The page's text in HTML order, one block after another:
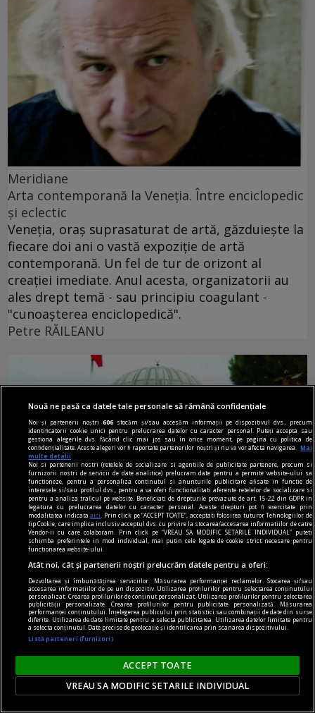
Meridiane
Arta contemporană la Veneţia. Între enciclopedic
şi eclectic
Veneţia, oraş suprasaturat de artă, găzduieşte la
fiecare doi ani o vastă expoziţie de artă
contemporană. Un fel de tur de orizont al
creaţiei imediate. Anul acesta, organizatorii au
ales drept temă - sau principiu coagulant -
"cunoaşterea enciclopedică".
Petre RĂILEANU
locuri de citit
Un colţ de lume
În Tire am mai descoperit o comoară: aşezată în
mijlocul unei grădini exotice, stăpînă a multor
veacuri, adăpost literar al multor erudiţi,
Biblioteca "Necip Paşa" este unul dintre cele mai
oraşului, cît şi ale Turciei.
Stela GIURGEANU
Nouă ne pasă ca datele tale personale să rămână confidențiale
Noi și partenerii noștri606 stocăm și/sau accesăm informații pe dispozitivul dvs., precum
identificatorii cookie unici pentru prelucrarea datelor cu caracter personal. Puteți accepta sau
gestiona alegerile dvs. făcând clic mai jos sau în orice moment, pe pagina cu politica de
confidențialitate. Aceste alegeri vor fi raportate partenerilor noștri și nu vă vor afecta navigarea.
Mai
multe detalii
Noi si partenerii nostri (retelele de socializare si agentiile de publicitate partenere, precum si
furnizorii nostri de servicii de date analitice) prelucram date pentru a permite website-ului sa
functioneze, pentru a personaliza continutul si anunturile publicitare afisate in functie de
interesele si/sau profilul dvs., pentru a va oferi functionalitati aferente retelelor de socializare si
pentru a analiza traficul pe website. Beneficiati de drepturile prevazute de art. 15-22 din GDPR in
legatura cu prelucrarea datelor cu caracter personal. Aceste drepturi pot fi exercitate prin
modalitatea indicataaici
. Prin click pe “ACCEPT TOATE”, acceptati folosirea tuturor Tehnologiilor de
tip Cookie, care implica inclusiv acceptul dvs. cu privire la stocarea/accesarea informatiilor de catre
Vendor-ii cu care colaboram. Prin click pe “VREAU SA MODIFIC SETARILE INDIVIDUAL” puteti
schimba preferintele in mod individual, mai putin cele legate de cookie strict necesare pentru
functionarea website-ului.
Atât noi, cât și partenerii noștri prelucrăm datele pentru a oferi:
Dezvoltarea și îmbunătățirea serviciilor. Măsurarea performanței reclamelor. Stocarea și/sau
accesarea informațiilor de pe un dispozitiv. Utilizarea profilurilor pentru selectarea conținutului
personalizat. Crearea profilurilor de conținut personalizat. Utilizarea profilurilor pentru selectarea
publicității personalizate. Crearea profilurilor pentru publicitate personalizată. Măsurarea
performanței conținutului. Înțelegerea publicului prin statistici sau combinații de date din surse
diferite. Utilizarea de date limitate pentru a selecta publicitatea. Utilizarea datelor limitate pentru
a selecta conținutul. Date precise de geolocație și identificarea prin scanarea dispozitivului.
Listă parteneri (furnizori)
ACCEPT TOATE
VREAU SA MODIFIC SETARILE INDIVIDUAL